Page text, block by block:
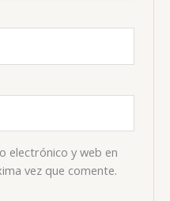
electrónico y web en
vez que comente.